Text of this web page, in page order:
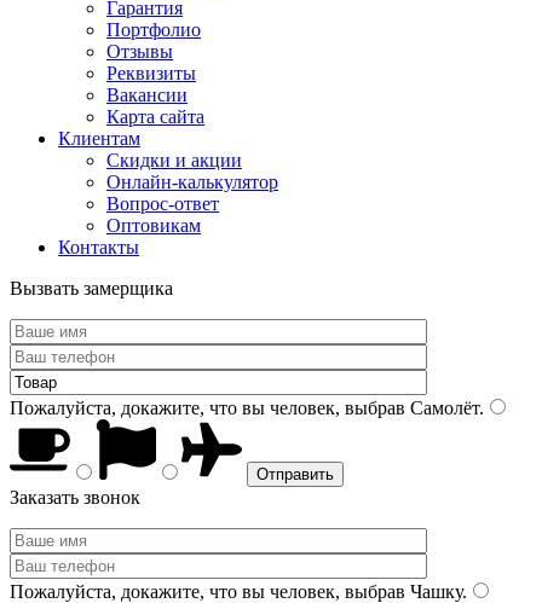
Гарантия
Портфолио
Отзывы
Реквизиты
Вакансии
Карта сайта
Клиентам
Скидки и акции
Онлайн-калькулятор
Вопрос-ответ
Оптовикам
Контакты
Вызвать замерщика
Пожалуйста, докажите, что вы человек, выбрав Самолёт.
Заказать звонок
Пожалуйста, докажите, что вы человек, выбрав Чашку.